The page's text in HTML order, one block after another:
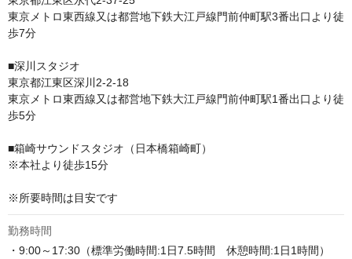
東京メトロ東西線又は都営地下鉄大江戸線門前仲町駅3番出口より徒
歩7分
■深川スタジオ
東京都江東区深川2-2-18
東京メトロ東西線又は都営地下鉄大江戸線門前仲町駅1番出口より徒
歩5分
■箱崎サウンドスタジオ（日本橋箱崎町）
※本社より徒歩15分
※所要時間は目安です
勤務時間
・9:00～17:30（標準労働時間:1日7.5時間　休憩時間:1日1時間）